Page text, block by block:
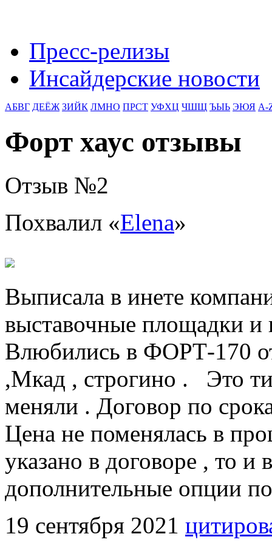
Пресс-релизы
Инсайдерские новости
АБВГ ДЕЁЖ ЗИЙК ЛМНО ПРСТ УФХЦ ЧШЩ ЪЫЬ ЭЮЯ A-
Форт хаус отзывы
Отзыв №2
Похвалил «Elena»
Выписала в инете
выставочные площадки и
Влюбились в ФОРТ-170
,Мкад , строгино . Это
меняли . Договор по
Цена не поменялась в
указано в договоре , то
дополнительные опции
19 сентября 2021